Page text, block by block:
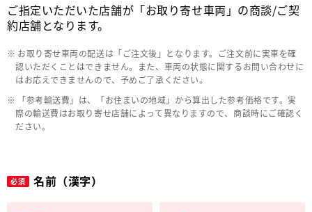
ご指定いただいた店舗が「お取り寄せ車両」の商談/ご契
約店舗となります。
お取り寄せ車両の配送は「ご注文後」となります。ご注文前に実車を確
認いただくことはできません。また、車両の状態に関するお問い合わせに
はお応えできませんので、予めご了承ください。
「参考輸送費」は、「お住まいの地域」から算出した参考価格です。実
際の輸送費はお取り寄せ店舗によって異なりますので、商談時にご確認く
ださい。
必須 名前（漢字）